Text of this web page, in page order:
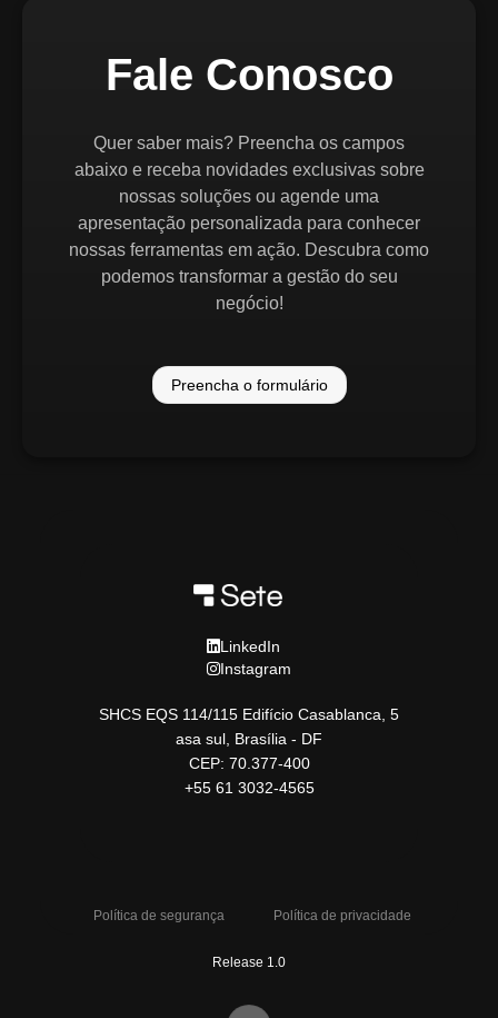
Fale Conosco
Quer saber mais? Preencha os campos
abaixo e receba novidades exclusivas sobre
nossas soluções ou agende uma
apresentação personalizada para conhecer
nossas ferramentas em ação. Descubra como
podemos transformar a gestão do seu
negócio!
Preencha o formulário
LinkedIn
Instagram
SHCS EQS 114/115 Edifício Casablanca, 5
asa sul, Brasília - DF
CEP: 70.377-400
+55 61 3032-4565
Política de segurança Política de privacidade
Release 1.0